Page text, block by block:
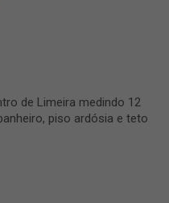
de Limeira medindo 12
piso ardósia e teto